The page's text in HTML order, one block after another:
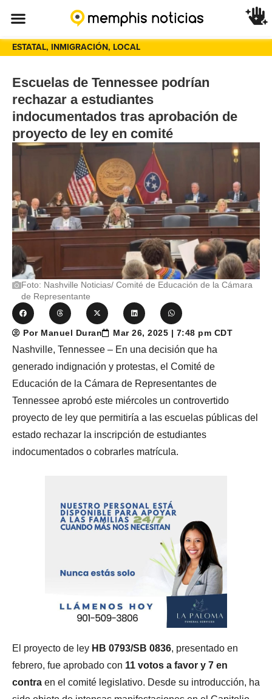
ESTATAL, INMIGRACIÓN, LOCAL
Escuelas de Tennessee podrían
rechazar a estudiantes
indocumentados tras aprobación de
proyecto de ley en comité
Foto: Nashville Noticias/ Comité de Educación de la Cámara
de Representante
Por Manuel Duran Mar 26, 2025 | 7:48 pm CDT
Nashville, Tennessee – En una decisión que ha
generado indignación y protestas, el Comité de
Educación de la Cámara de Representantes de
Tennessee aprobó este miércoles un controvertido
proyecto de ley que permitiría a las escuelas públicas del
estado rechazar la inscripción de estudiantes
indocumentados o cobrarles matrícula.
El proyecto de ley HB 0793/SB 0836, presentado en
febrero, fue aprobado con 11 votos a favor y 7 en
contra en el comité legislativo. Desde su introducción, ha